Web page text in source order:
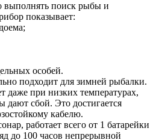
выполнять поиск рыбы и
показывает:
особей.
подходит для зимней рыбалки.
даже при низких температурах,
дают сбой. Это достигается
кабелю.
работает всего от 1 батарейки
до 100 часов непрерывной